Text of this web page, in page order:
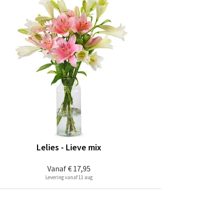
Vanaf€ 17,95
Lelies - Lieve mix
Levering vanaf 11 aug